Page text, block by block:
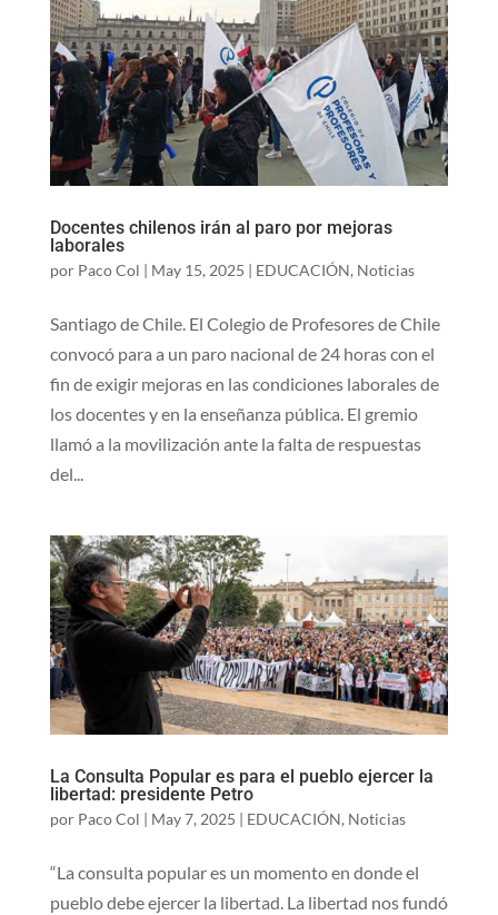
Docentes chilenos irán al paro por mejoras
laborales
por Paco Col | May 15, 2025 | EDUCACIÓN, Noticias
Santiago de Chile. El Colegio de Profesores de Chile
convocó para a un paro nacional de 24 horas con el
fin de exigir mejoras en las condiciones laborales de
los docentes y en la enseñanza pública. El gremio
llamó a la movilización ante la falta de respuestas
del...
La Consulta Popular es para el pueblo ejercer la
libertad: presidente Petro
por Paco Col | May 7, 2025 | EDUCACIÓN, Noticias
“La consulta popular es un momento en donde el
pueblo debe ejercer la libertad. La libertad nos fundó